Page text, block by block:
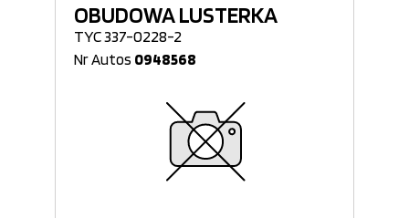
OBUDOWA LUSTERKA
TYC 337-0228-2
Nr Autos 0948568